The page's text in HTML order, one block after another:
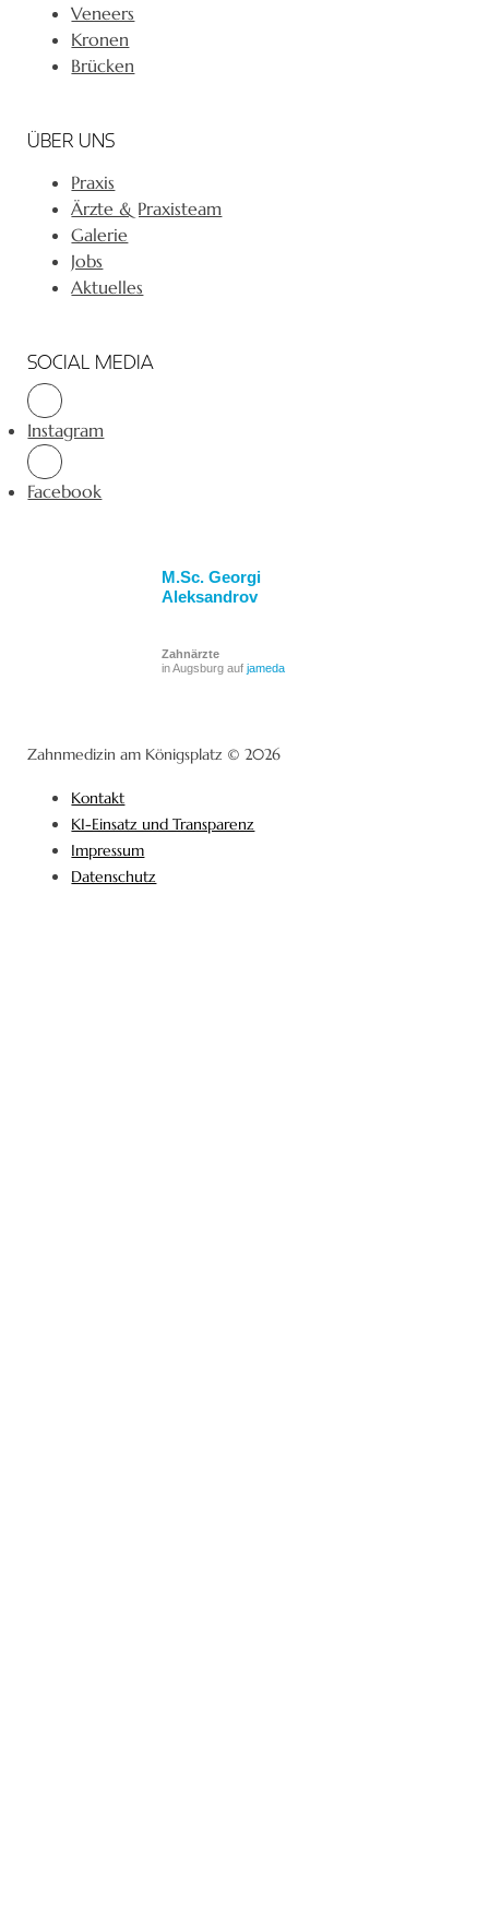
Veneers
Kronen
Brücken
ÜBER UNS
Praxis
Ärzte & Praxisteam
Galerie
Jobs
Aktuelles
SOCIAL MEDIA
Instagram
Facebook
M.Sc. Georgi
Aleksandrov
Zahnärzte
in Augsburg aufjameda
Zahnmedizin am Königsplatz © 2026
Kontakt
KI-Einsatz und Transparenz
Impressum
Datenschutz